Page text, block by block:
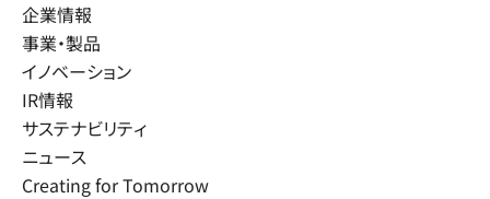
企業情報
事業・製品
イノベーション
IR情報
サステナビリティ
ニュース
Creating for Tomorrow